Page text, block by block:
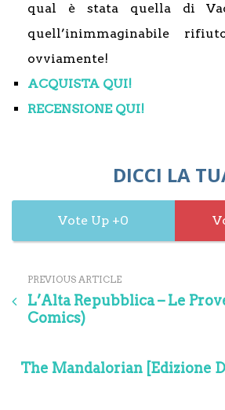
qual è stata quella di
quell’inimmaginabile
ovviamente!
ACQUISTA QUI!
RECENSIONE QUI!
DICCI LA
0
PREVIOUS ARTICLE
L’Alta Repubblica – Le
Comics)
The Mandalorian [Edizione